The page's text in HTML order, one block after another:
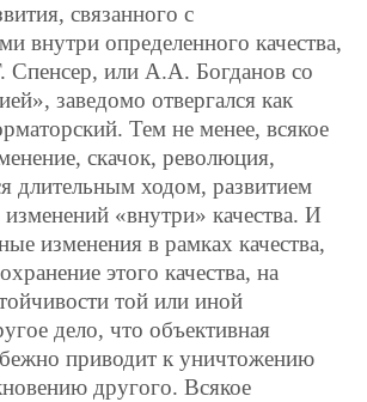
связанного с
внутри определенного качества,
Спенсер, или А.А. Богданов со
заведомо отвергался как
Тем не менее, всякое
скачок, революция,
длительным ходом, развитием
изменений «внутри» качества. И
изменения в рамках качества,
этого качества, на
той или иной
дело, что объективная
приводит к уничтожению
другого. Всякое